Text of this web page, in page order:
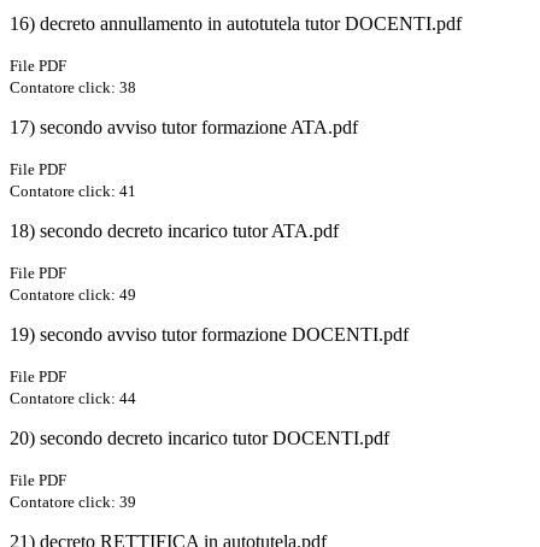
16) decreto annullamento in autotutela tutor DOCENTI.pdf
File PDF
Contatore click: 38
17) secondo avviso tutor formazione ATA.pdf
File PDF
Contatore click: 41
18) secondo decreto incarico tutor ATA.pdf
File PDF
Contatore click: 49
19) secondo avviso tutor formazione DOCENTI.pdf
File PDF
Contatore click: 44
20) secondo decreto incarico tutor DOCENTI.pdf
File PDF
Contatore click: 39
21) decreto RETTIFICA in autotutela.pdf